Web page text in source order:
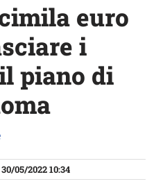
euro
i
piano di
30/05/2022 10:34